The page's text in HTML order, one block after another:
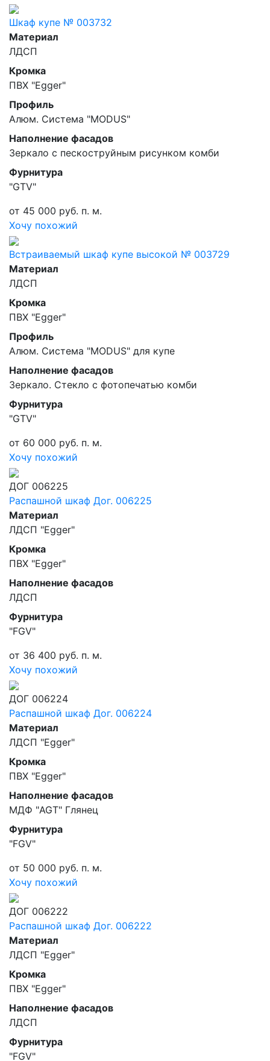
Шкаф купе № 003732
Материал
ЛДСП
Кромка
ПВХ "Egger"
Профиль
Алюм. Система "MODUS"
Наполнение фасадов
Зеркало с пескоструйным рисунком комби
Фурнитура
"GTV"
от 45 000 руб. п. м.
Хочу похожий
Встраиваемый шкаф купе высокой № 003729
Материал
ЛДСП
Кромка
ПВХ "Egger"
Профиль
Алюм. Система "MODUS" для купе
Наполнение фасадов
Зеркало. Стекло с фотопечатью комби
Фурнитура
"GTV"
от 60 000 руб. п. м.
Хочу похожий
ДОГ 006225
Распашной шкаф Дог. 006225
Материал
ЛДСП "Egger"
Кромка
ПВХ "Egger"
Наполнение фасадов
ЛДСП
Фурнитура
"FGV"
от 36 400 руб. п. м.
Хочу похожий
ДОГ 006224
Распашной шкаф Дог. 006224
Материал
ЛДСП "Egger"
Кромка
ПВХ "Egger"
Наполнение фасадов
МДФ "AGT" Глянец
Фурнитура
"FGV"
от 50 000 руб. п. м.
Хочу похожий
ДОГ 006222
Распашной шкаф Дог. 006222
Материал
ЛДСП "Egger"
Кромка
ПВХ "Egger"
Наполнение фасадов
ЛДСП
Фурнитура
"FGV"